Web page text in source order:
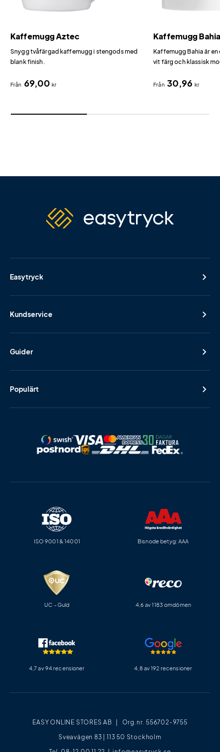
Kaffemugg Aztec
Snygg tvåfärgad kaffemugg i stengods med
blank finish.
Från 69,00kr
Kaffemugg
Kaffemugg Bahia är
vit färg och klassisk
Från 30,96 kr
Easytryck
Kundservice
Guider
Populärt
EASY ONLINE STORES AB | Org.nr. 556702-9755
Sveavägen 83 | 113 50 Stockholm
ISO 9001 & 14001 Bisnode betyg: AAA
UC - Guld 4,6 av 1183 omdömen
4,7 av 94 recensioner 4,8 av 192 recensioner